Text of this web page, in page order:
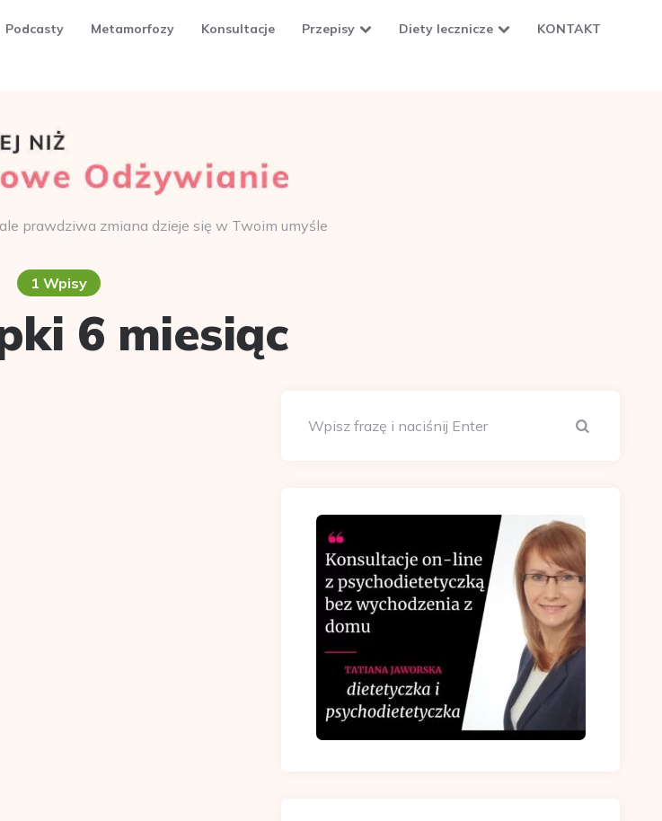
Podcasty Metamorfozy Konsultacje Przepisy Diety lecznicze KONTAKT
prawdziwa zmiana dzieje się w Twoim umyśle
1 Wpisy
6 miesiąc